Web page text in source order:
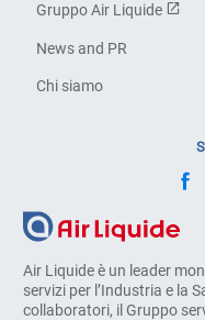
Air Liquide è un leader
servizi per l’Industria e la
collaboratori, il Gruppo
Gruppo Air Liquide
News and PR
Chi siamo